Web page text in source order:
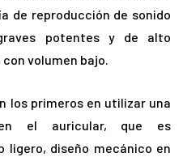
de reproducción de sonido
potentes y de alto
volumen bajo.
los primeros en utilizar una
el auricular, que es
ligero, diseño mecánico en